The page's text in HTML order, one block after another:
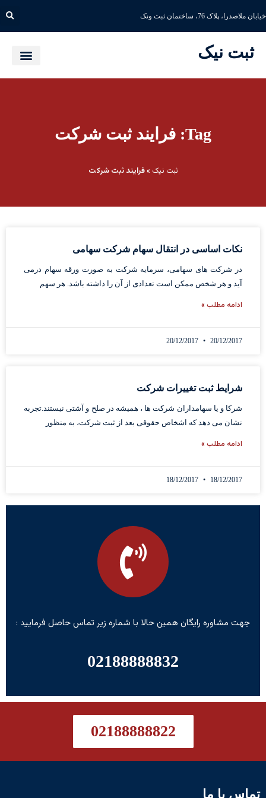
خیابان ملاصدرا، پلاک 76، ساختمان ثبت ونک
ثبت نیک
Tag: فرایند ثبت شرکت
ثبت نیک »فرایند ثبت شرکت
نکات اساسی در انتقال سهام شرکت سهامی
در شرکت های سهامی، سرمایه شرکت به صورت ورقه سهام درمی
آید و هر شخص ممکن است تعدادی از آن را داشته باشد. هر سهم
ادامه مطلب »
20/12/2017
شرایط ثبت تغییرات شرکت
شرکا و یا سهامداران شرکت ها ، همیشه در صلح و آشتی نیستند.تجربه
نشان می دهد که اشخاص حقوقی بعد از ثبت شرکت، به منظور
ادامه مطلب »
18/12/2017
جهت مشاوره رایگان همین حالا با شماره زیر تماس حاصل فرمایید :
02188888832
02188888822
تماس با ما